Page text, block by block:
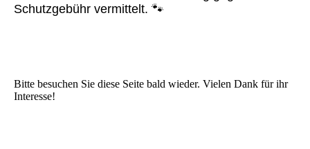
Schutzgebühr vermittelt. 🐾
Bitte besuchen Sie diese Seite bald wieder. Vielen Dank für ihr
Interesse!